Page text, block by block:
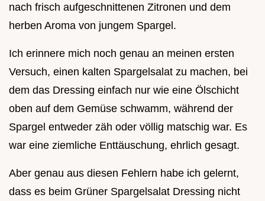
nach frisch aufgeschnittenen Zitronen und dem
herben Aroma von jungem Spargel.
Ich erinnere mich noch genau an meinen ersten
Versuch, einen kalten Spargelsalat zu machen, bei
dem das Dressing einfach nur wie eine Ölschicht
oben auf dem Gemüse schwamm, während der
Spargel entweder zäh oder völlig matschig war. Es
war eine ziemliche Enttäuschung, ehrlich gesagt.
Aber genau aus diesen Fehlern habe ich gelernt,
dass es beim Grüner Spargelsalat Dressing nicht